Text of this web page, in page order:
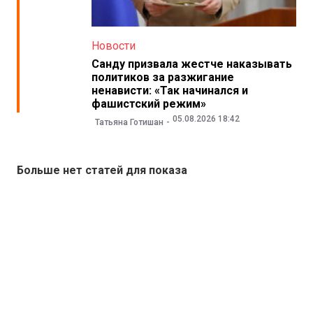
Новости
Санду призвала жестче наказывать
политиков за разжигание
ненависти: «Так начинался и
фашистский режим»
Татьяна Готишан 05.08.2026 18:42
Больше нет статей для показа